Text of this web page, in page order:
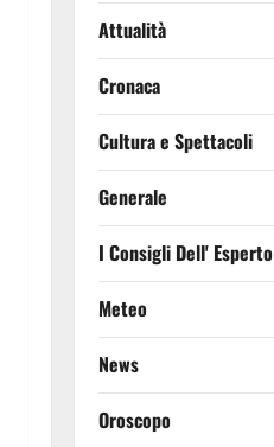
Attualità
Cronaca
Cultura e Spettacoli
Generale
I Consigli Dell' Esperto
Meteo
News
Oroscopo